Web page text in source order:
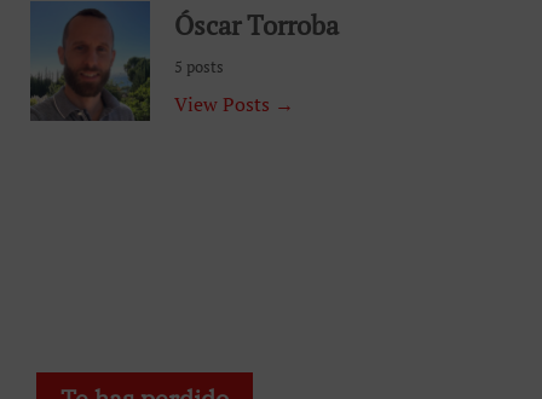
Óscar Torroba
5 posts
View Posts →